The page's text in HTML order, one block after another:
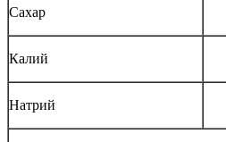
Сахар
Калий
Натрий